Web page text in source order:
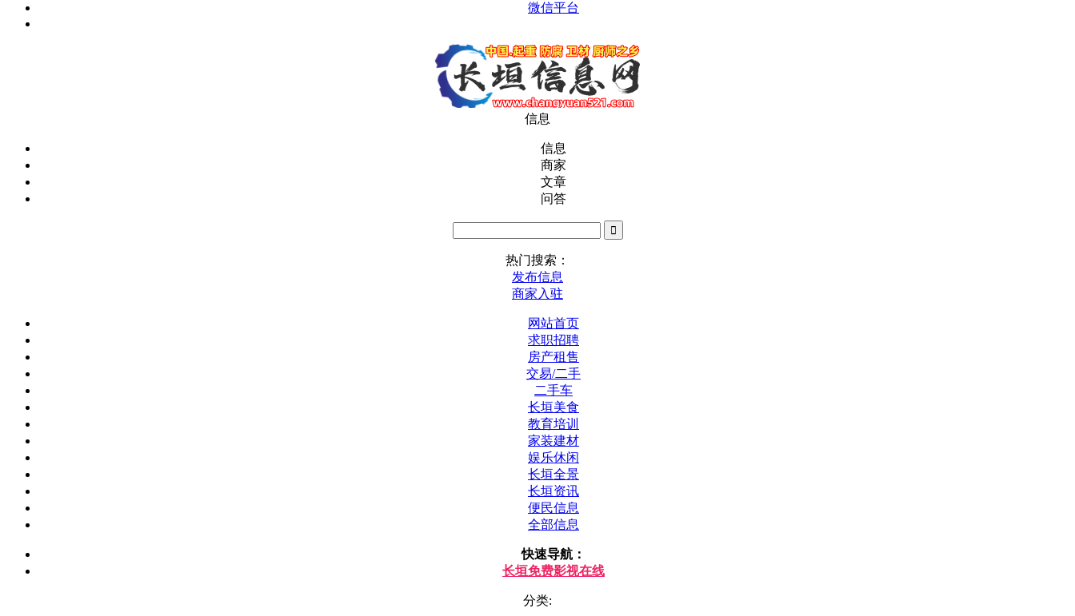
微信平台
信息
信息
商家
文章
问答
热门搜索：
发布信息
商家入驻
网站首页
求职招聘
房产租售
交易/二手
二手车
长垣美食
教育培训
家装建材
娱乐休闲
长垣全景
长垣资讯
便民信息
全部信息
快速导航：
长垣免费影视在线
分类: